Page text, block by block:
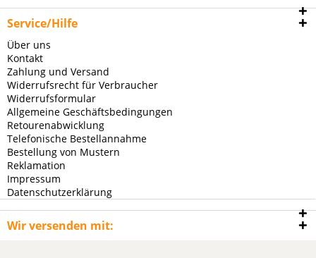
Service/Hilfe
Über uns
Kontakt
Zahlung und Versand
Widerrufsrecht für Verbraucher
Widerrufsformular
Allgemeine Geschäftsbedingungen
Retourenabwicklung
Telefonische Bestellannahme
Bestellung von Mustern
Reklamation
Impressum
Datenschutzerklärung
Wir versenden mit: